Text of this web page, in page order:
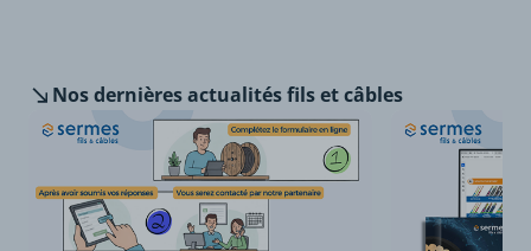
Nos dernièresactualités fils et câbles